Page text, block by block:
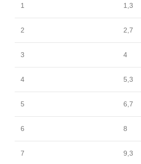
1 1,3
2 2,7
3 4
4 5,3
5 6,7
6 8
7 9,3